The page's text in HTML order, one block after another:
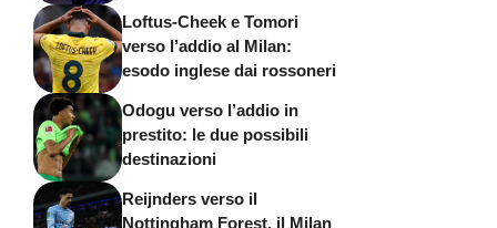
Loftus-Cheek e Tomori
verso l’addio al Milan:
esodo inglese dai rossoneri
Odogu verso l’addio in
prestito: le due possibili
destinazioni
Reijnders verso il
Nottingham Forest, il Milan